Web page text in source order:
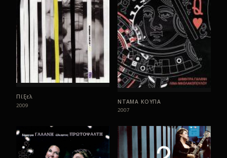
Πίξελ
2009
ΝΤΑΜΑ ΚΟΥΠΑ
2007